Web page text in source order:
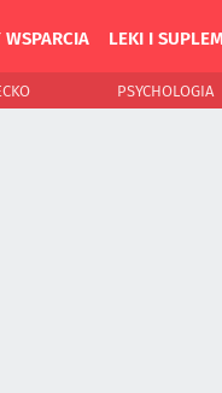
LEKI I
PSYCHOLOGIA